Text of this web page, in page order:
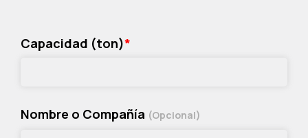
Capacidad (ton)*
Nombre o Compañía (Opcional)